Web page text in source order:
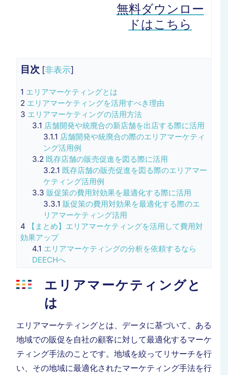
無料ダウンロー
ドはこちら
目次 [非表示]
1 エリアマーケティングとは
2 エリアマーケティングを活用すべき理由
3 エリアマーケティングの活用方法
3.1 店舗開発や統廃合の新店舗を出店する際に活用
3.1.1 店舗開発や統廃合の際のエリアマーケティ
ング活用例
3.2 既存店舗の販売促進を図る際に活用
3.2.1 既存店舗の販売促進を図る際のエリアマー
ケティング活用例
3.3 販促策の費用対効果を最適化する際に活用
3.3.1 販促策の費用対効果を最適化する際のエ
リアマーケティング活用
4 【まとめ】エリアマーケティングを活用して費用対
効果アップ
4.1 エリアマーケティングの分析を依頼するなら
DEECHへ
エリアマーケティングと
は
エリアマーケティングとは、データに基づいて、ある
地域での販促を自社の顧客に対して最適化するマーケ
ティング手法のことです。地域を絞ってリサーチを行
い、その地域に最適化されたマーケティング手法を行